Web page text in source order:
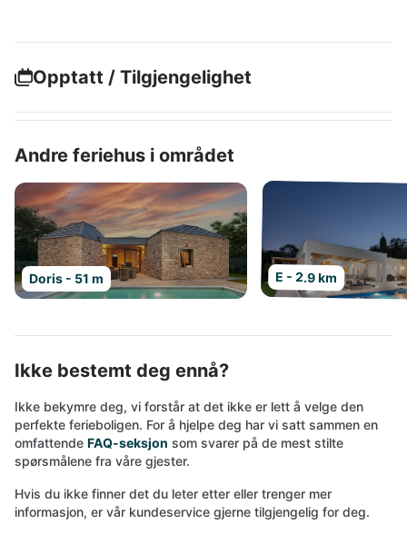
Opptatt / Tilgjengelighet
Andre feriehus i området
Doris - 51 m E - 2.9 km
Ikke bestemt deg ennå?
Ikke bekymre deg, vi forstår at det ikke er lett å velge den
perfekte ferieboligen. For å hjelpe deg har vi satt sammen en
omfattende FAQ-seksjon som svarer på de mest stilte
spørsmålene fra våre gjester.
Hvis du ikke finner det du leter etter eller trenger mer
informasjon, er vår kundeservice gjerne tilgjengelig for deg.